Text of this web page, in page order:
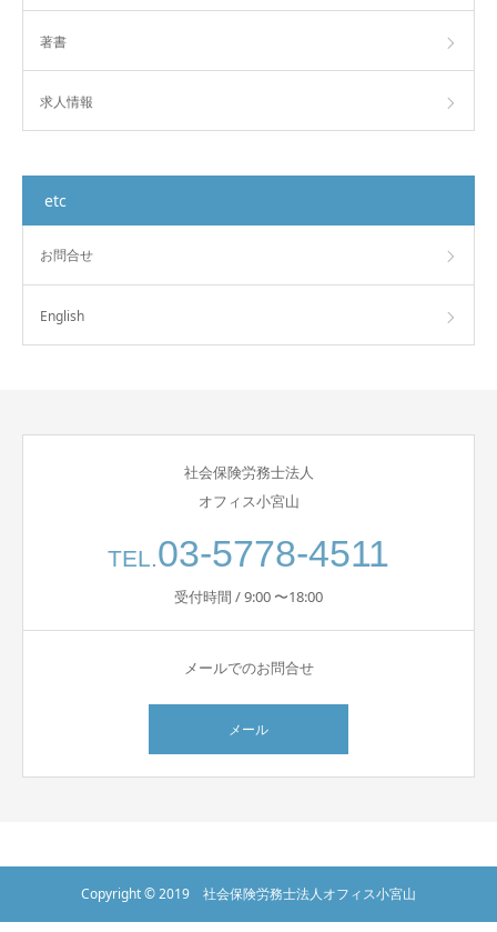
著書
求人情報
etc
お問合せ
English
社会保険労務士法人
オフィス小宮山
TEL.03-5778-4511
受付時間 / 9:00 〜18:00
メールでのお問合せ
メール
Copyright © 2019 社会保険労務士法人オフィス小宮山